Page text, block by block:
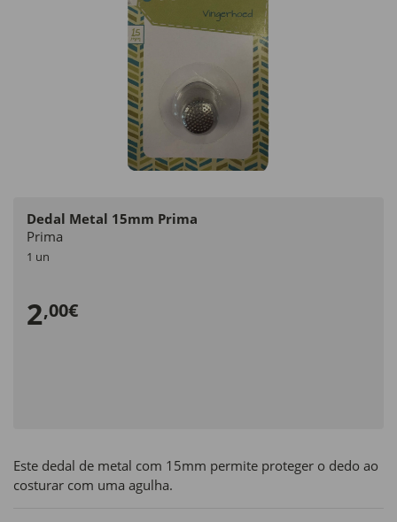
Dedal Metal 15mm Prima
Prima
1 un
2,00€
Este dedal de metal com 15mm permite proteger o dedo ao
costurar com uma agulha.